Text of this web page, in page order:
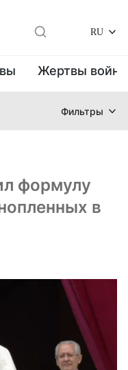
RU
Жертвы
Фильтры
формулу
в